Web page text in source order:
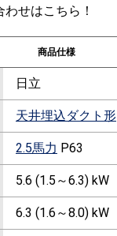
せはこちら！
商品仕様
日立
天井埋込ダクト形
2.5馬力 P63
5.6 (1.5～6.3) kW
6.3 (1.6～8.0) kW